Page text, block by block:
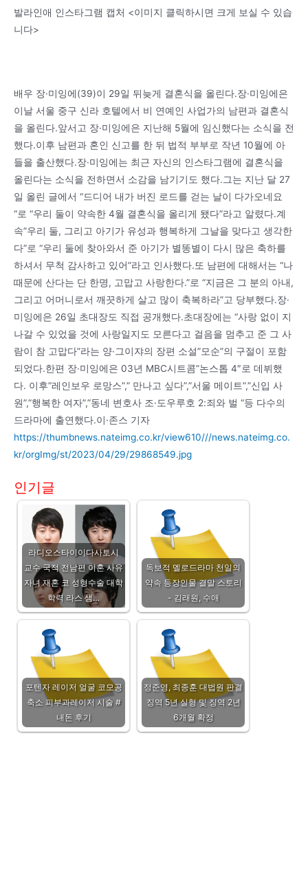
발라인애 인스타그램 캡처 <이미지 클릭하시면 크게 보실 수 있습
니다>
배우 장·미잉에(39)이 29일 뒤늦게 결혼식을 올린다.장·미잉에은
이날 서울 중구 신라 호텔에서 비 연예인 사업가의 남편과 결혼식
을 올린다.앞서고 장·미잉에은 지난해 5월에 임신했다는 소식을 전
했다.이후 남편과 혼인 신고를 한 뒤 법적 부부로 작년 10월에 아
들을 출산했다.장·미잉에는 최근 자신의 인스타그램에 결혼식을
올린다는 소식을 전하면서 소감을 남기기도 했다.그는 지난 달 27
일 올린 글에서 “드디어 내가 버진 로드를 걷는 날이 다가오네요
“로 “우리 둘이 약속한 4월 결혼식을 올리게 됐다”라고 알렸다.계
속”우리 둘, 그리고 아기가 유성과 행복하게 그날을 맞다고 생각한
다”로 “우리 둘에 찾아와서 준 아기가 별똥별이 다시 많은 축하를
하셔서 무척 감사하고 있어”라고 인사했다.또 남편에 대해서는 “나
때문에 산다는 단 한명, 고맙고 사랑한다.”로 “지금은 그 분의 아내,
그리고 어머니로서 깨끗하게 살고 많이 축복하라”고 당부했다.장·
미잉에은 26일 초대장도 직접 공개했다.초대장에는 “사랑 없이 지
나갈 수 있었을 것에 사랑일지도 모른다고 걸음을 멈추고 준 그 사
람이 참 고맙다”라는 양·그이쟈의 장편 소설”모순”의 구절이 포함
되었다.한편 장·미잉에은 03년 MBC시트콤”논스톱 4″로 데뷔했
다. 이후”레인보우 로망스”,” 만나고 싶다”,”서울 메이트”,”신입 사
원”,”행복한 여자”,”동네 변호사 조·도우루호 2:죄와 벌 “등 다수의
드라마에 출연했다.이·존스 기자
https://thumbnews.nateimg.co.kr/view610///news.nateimg.co.
kr/orgImg/st/2023/04/29/29868549.jpg
인기글
라디오스타이이다사토시
교수 국적 전남편 이혼 사유
자녀 재혼 코 성형수술 대학
학력 라스 샘…
독보적 멜로드라마 천일의
약속 등장인물 결말 스토리
- 김래원, 수애
포텐자 레이저 얼굴 코모공
축소 피부과레이저 시술 #
내돈 후기
정준영, 최종훈 대법원 판결
징역 5년 실형 및 징역 2년
6개월 확정